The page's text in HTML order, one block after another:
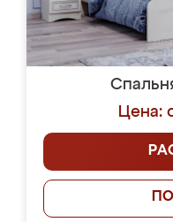
Цена: